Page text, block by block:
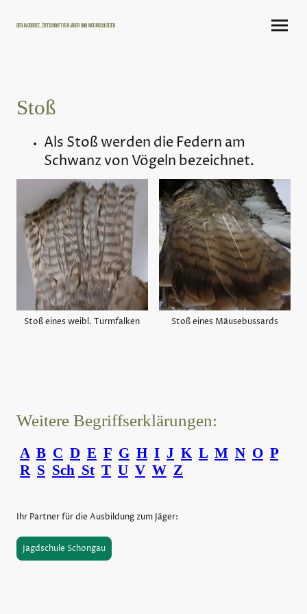
Der Jagdbote, Zeitschrift für Jäger und Naturschützer
Stoß
Als Stoß werden die Federn am
Schwanz von Vögeln bezeichnet.
Stoß eines weibl. Turmfalken Stoß eines Mäusebussards
Weitere Begriffserklärungen:
A B C D E F G H I J K L M N O P
R S Sch St T U V W Z
Ihr Partner für die Ausbildung zum Jäger:
Jagdschule Schongau